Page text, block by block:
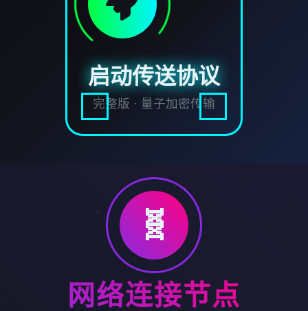
启动传送协议
完整版 · 量子加密传输
🧬
网络连接节点